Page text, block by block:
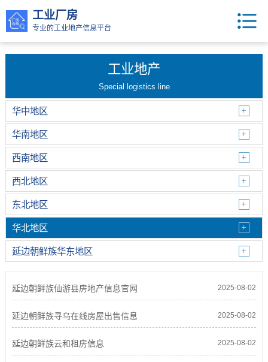
工业厂房
专业的工业地产信息平台
工业地产
Special logistics line
华中地区
华南地区
西南地区
西北地区
东北地区
华北地区
延边朝鲜族华东地区
延边朝鲜族仙游县房地产信息官网 2025-08-02
延边朝鲜族寻乌在线房屋出售信息 2025-08-02
延边朝鲜族云和租房信息 2025-08-02